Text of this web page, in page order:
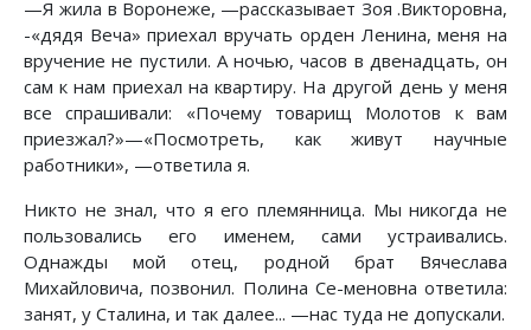
—Я жила в Воронеже, —рассказывает Зоя .Викторовна,
-«дядя Веча» приехал вручать орден Ленина, меня на
вручение не пустили. А ночью, часов в двенадцать, он
сам к нам приехал на квартиру. На другой день у меня
все спрашивали: «Почему товарищ Молотов к вам
приезжал?»—«Посмотреть, как живут научные
работники», —ответила я.
Никто не знал, что я его племянница. Мы никогда не
пользовались его именем, сами устраивались.
Однажды мой отец, родной брат Вячеслава
Михайловича, позвонил. Полина Се-меновна ответила:
занят, у Сталина, и так далее... —нас туда не допускали.